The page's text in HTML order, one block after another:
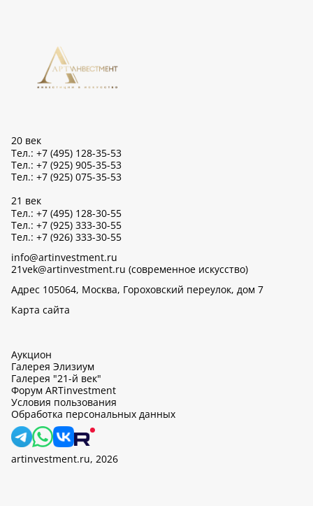
20 век
Тел.: +7 (495) 128-35-53
Тел.: +7 (925) 905-35-53
Тел.: +7 (925) 075-35-53
21 век
Тел.: +7 (495) 128-30-55
Тел.: +7 (925) 333-30-55
Тел.: +7 (926) 333-30-55
info@artinvestment.ru
21vek@artinvestment.ru (современное искусство)
Адрес 105064, Москва, Гороховский переулок, дом 7
Карта сайта
Аукцион
Галерея Элизиум
Галерея "21-й век"
Форум ARTinvestment
Условия пользования
Обработка персональных данных
artinvestment.ru, 2026